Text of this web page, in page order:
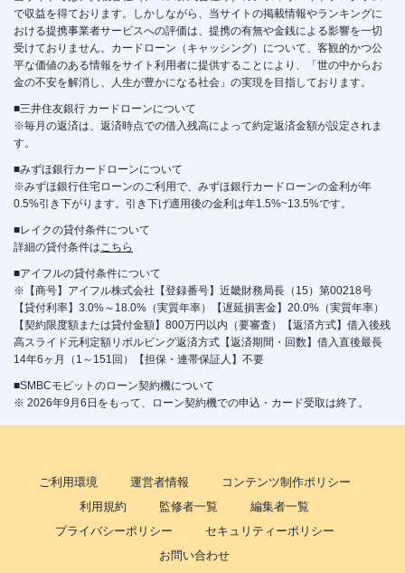
で収益を得ております。しかしながら、当サイトの掲載情報やランキングに
おける提携事業者サービスへの評価は、提携の有無や金銭による影響を一切
受けておりません。カードローン（キャッシング）について、客観的かつ公
平な価値のある情報をサイト利用者に提供することにより、「世の中からお
金の不安を解消し、人生が豊かになる社会」の実現を目指しております。
■三井住友銀行 カードローンについて
※毎月の返済は、返済時点での借入残高によって約定返済金額が設定されま
す。
■みずほ銀行カードローンについて
※みずほ銀行住宅ローンのご利用で、みずほ銀行カードローンの金利が年
0.5%引き下がります。引き下げ適用後の金利は年1.5%~13.5%です。
■レイクの貸付条件について
詳細の貸付条件はこちら
■アイフルの貸付条件について
※【商号】アイフル株式会社【登録番号】近畿財務局長（15）第00218号
【貸付利率】3.0%～18.0%（実質年率）【遅延損害金】20.0%（実質年率）
【契約限度額または貸付金額】800万円以内（要審査）【返済方式】借入後残
高スライド元利定額リボルビング返済方式【返済期間・回数】借入直後最長
14年6ヶ月（1～151回）【担保・連帯保証人】不要
■SMBCモビットのローン契約機について
※ 2026年9月6日をもって、ローン契約機での申込・カード受取は終了。
ご利用環境 運営者情報
コンテンツ制作ポリシー
利用規約
監修者一覧
編集者一覧
プライバシーポリシー
セキュリティーポリシー
お問い合わせ